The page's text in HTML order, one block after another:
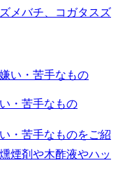
メバチ、コガタスズ
・苦手なもの
・苦手なものをご紹
煙剤や木酢液やハッ